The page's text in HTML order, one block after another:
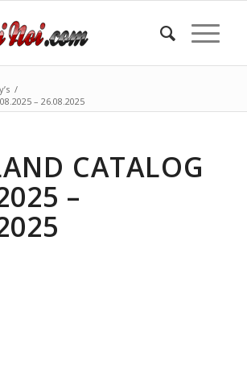
/
– 26.08.2025
CATALOG
–